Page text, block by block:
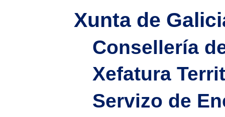
Xunta de
Consellería
Xefatura
Servizo de